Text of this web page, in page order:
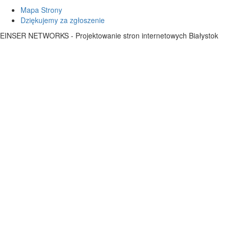
Mapa Strony
Dziękujemy za zgłoszenie
EINSER NETWORKS - Projektowanie stron internetowych Białystok